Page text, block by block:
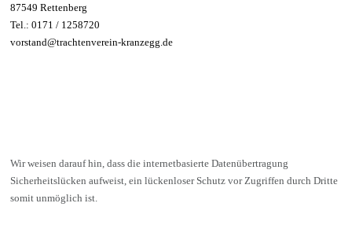
87549 Rettenberg
Tel.: 0171 / 1258720
vorstand@trachtenverein-kranzegg.de
Wir weisen darauf hin, dass die internetbasierte Datenübertragung
Sicherheitslücken aufweist, ein lückenloser Schutz vor Zugriffen durch Dritte
somit unmöglich ist.